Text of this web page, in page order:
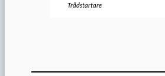
Trådstartare